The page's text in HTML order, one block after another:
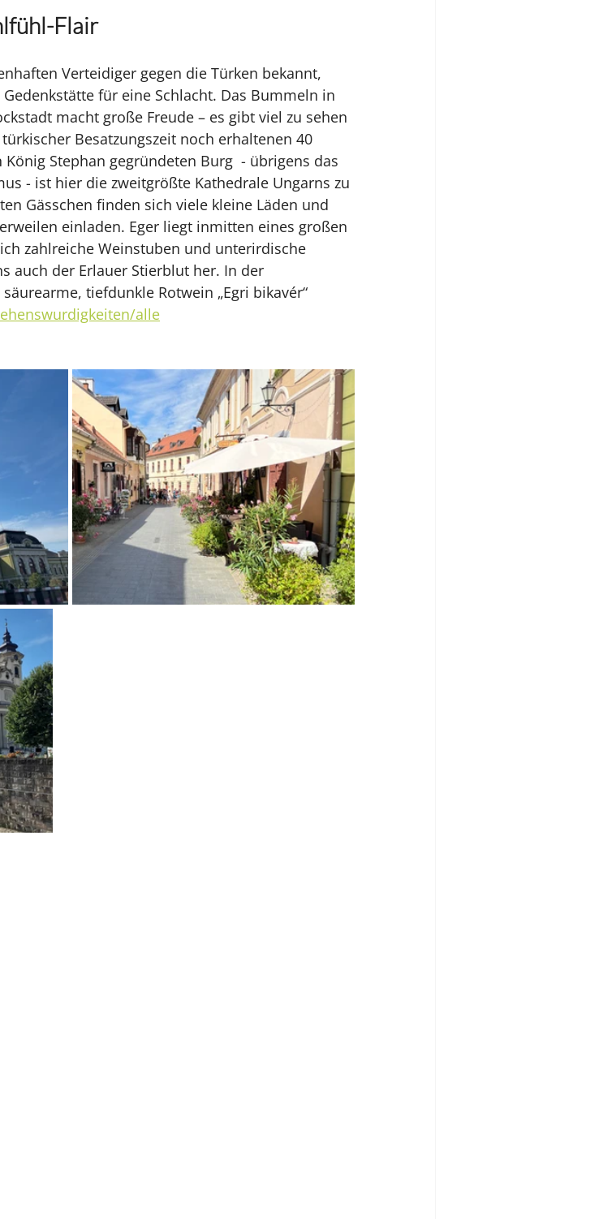
Flair
Verteidiger gegen die Türken bekannt,
für eine Schlacht. Das Bummeln in
macht große Freude – es gibt viel zu sehen
Besatzungszeit noch erhaltenen 40
Stephan gegründeten Burg  - übrigens das
- ist hier die zweitgrößte Kathedrale Ungarns zu
Gässchen finden sich viele kleine Läden und
einladen. Eger liegt inmitten eines großen
zahlreiche Weinstuben und unterirdische
auch der Erlauer Stierblut her. In der
tiefdunkle Rotwein „Egri bikavér“
alle